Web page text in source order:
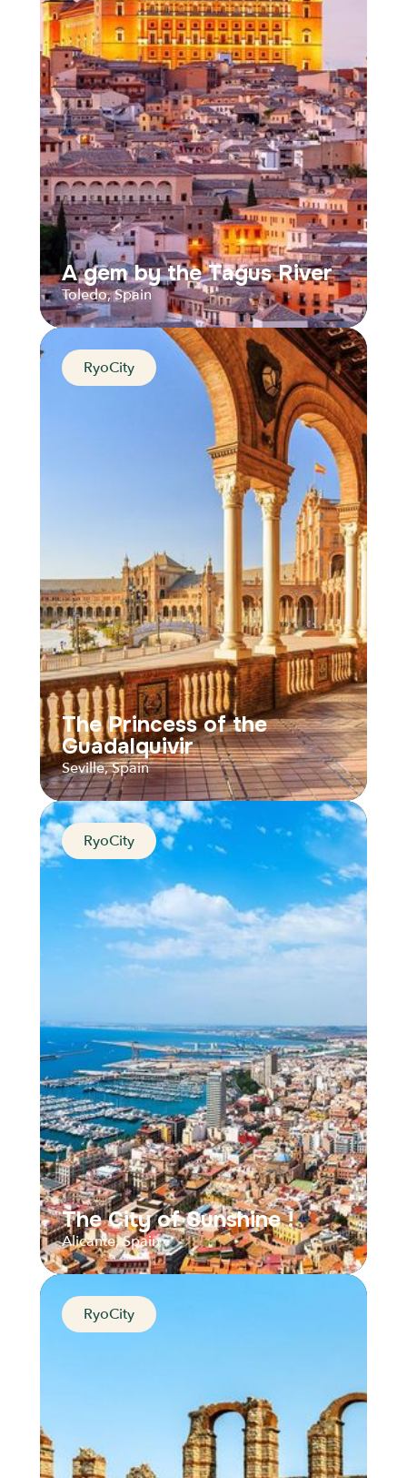
Distance
Durée
Audios Parcours
A gem by the Tagus River
Toledo, Spain
A gem by the Tagus River
Durée
Audios
RyoCity
The Princess of the
Guadalquivir
Seville, Spain
The Princess of the
Guadalquivir
Seville, Spain
Distance
Durée
Audios Parcours
RyoCity
The City of Sunshine !
Alicante, Spain
Durée
RyoCity